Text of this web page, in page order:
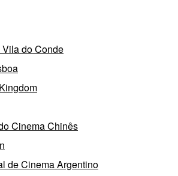
do Conde
Cinema Chinês
de Cinema Argentino